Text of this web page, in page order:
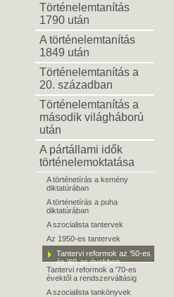
Történelemtanítás
1790 után
A történelemtanítás
1849 után
Történelemtanítás a
20. században
Történelemtanítás a
második világháború
után
A pártállami idők
történelemoktatása
A történetírás a kemény
diktatúrában
A történetírás a puha
diktatúrában
A szocialista tantervek
Az 1950-es tantervek
Tantervi reformok az '50-es
és '60-as években
Tantervi reformok a '70-es
évektől a rendszerváltásig
A szocialista tankönyvek